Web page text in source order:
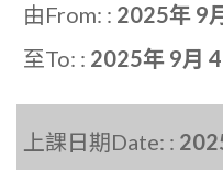
由From: : 2025年 9
至To: : 2025年 9月 4
上課日期Date: :